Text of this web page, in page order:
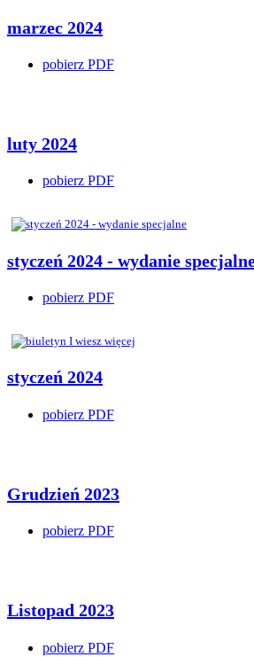
marzec 2024
pobierz PDF
luty 2024
pobierz PDF
styczeń 2024 - wydanie
pobierz PDF
styczeń 2024
pobierz PDF
Grudzień 2023
pobierz PDF
Listopad 2023
pobierz PDF